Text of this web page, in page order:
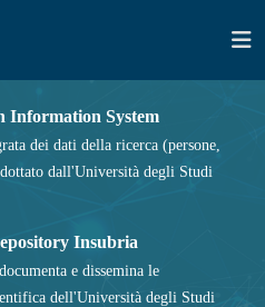
Information System
dei dati della ricerca (persone,
dall'Università degli Studi
Insubria
e dissemina le
dell'Università degli Studi